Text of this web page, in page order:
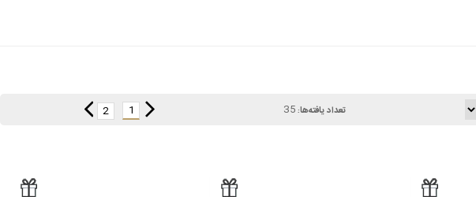
تعداد یافته‌ها:35
1
2